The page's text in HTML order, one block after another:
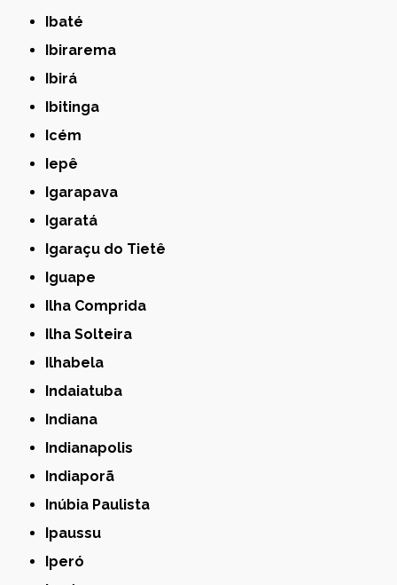
Ibaté
Ibirarema
Ibirá
Ibitinga
Icém
Iepê
Igarapava
Igaratá
Igaraçu do Tietê
Iguape
Ilha Comprida
Ilha Solteira
Ilhabela
Indaiatuba
Indiana
Indianapolis
Indiaporã
Inúbia Paulista
Ipaussu
Iperó